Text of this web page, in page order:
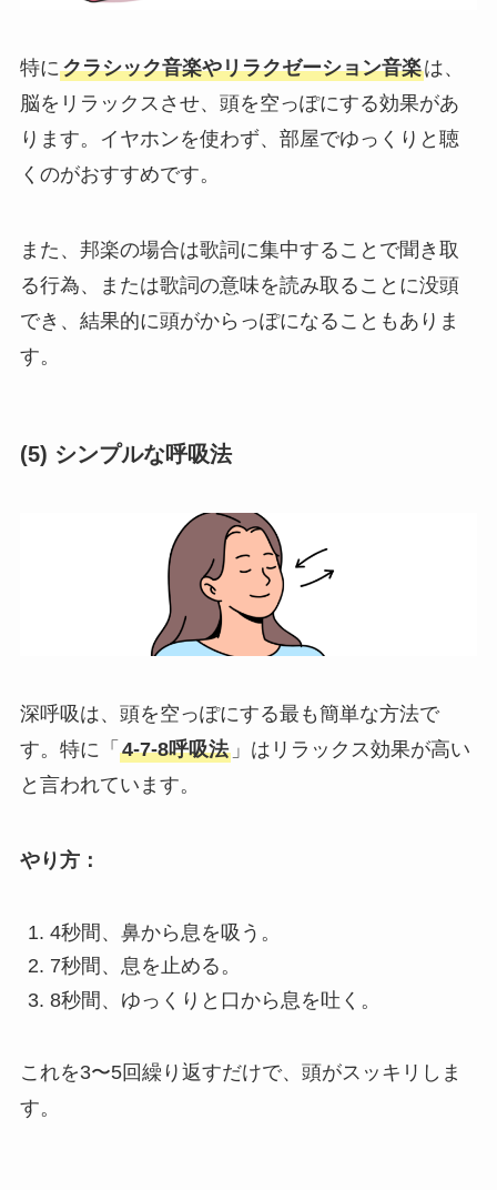
特にクラシック音楽やリラクゼーション音楽は、
脳をリラックスさせ、頭を空っぽにする効果があ
ります。イヤホンを使わず、部屋でゆっくりと聴
くのがおすすめです。
また、邦楽の場合は歌詞に集中することで聞き取
る行為、または歌詞の意味を読み取ることに没頭
でき、結果的に頭がからっぽになることもありま
す。
(5) シンプルな呼吸法
深呼吸は、頭を空っぽにする最も簡単な方法で
す。特に「 4-7-8呼吸法」はリラックス効果が高い
と言われています。
やり方：
4秒間、鼻から息を吸う。
7秒間、息を止める。
8秒間、ゆっくりと口から息を吐く。
これを3〜5回繰り返すだけで、頭がスッキリしま
す。